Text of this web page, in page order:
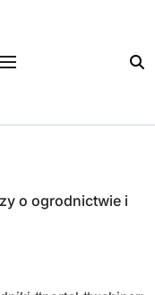
o ogrodnictwie i